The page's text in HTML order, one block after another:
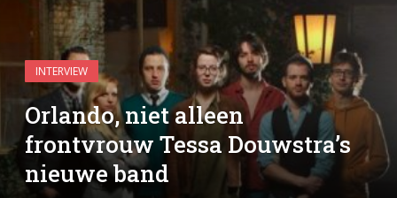
INTERVIEW
Orlando, niet alleen
frontvrouw Tessa Douwstra’s
nieuwe band